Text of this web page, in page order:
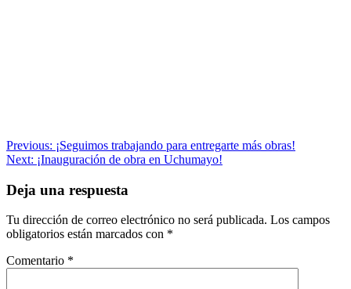
Navegación
de
entradas
Previous: ¡Seguimos trabajando para entregarte más obras!
Next: ¡Inauguración de obra en Uchumayo!
Deja una respuesta
Tu dirección de correo electrónico no será publicada. Los campos
obligatorios están marcados con *
Comentario *